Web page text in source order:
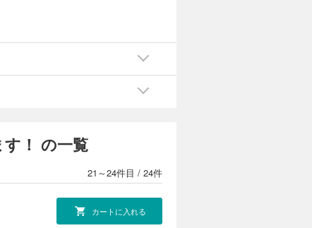
！ の一覧
21～24件目 / 24件
王子ト
来を回
来を回
約し、
ペだ
……。
カートに入れる
カートに入れる